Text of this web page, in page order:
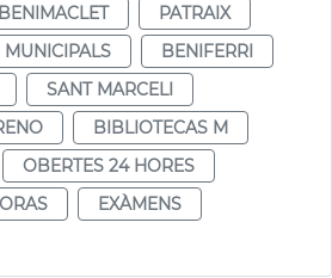
BENIMACLET
PATRAIX
BENIFERRI
SANT MARCELI
BIBLIOTECAS M
OBERTES 24 HORES
EXÀMENS